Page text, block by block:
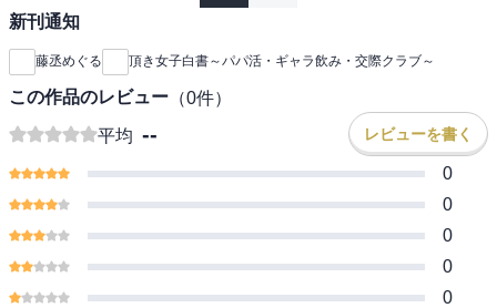
新刊通知
藤丞めぐる 頂き女子白書～パパ活・ギャラ飲み・交際クラブ～
この作品のレビュー （0件）
平均 -- レビューを書く
0
0
0
0
0